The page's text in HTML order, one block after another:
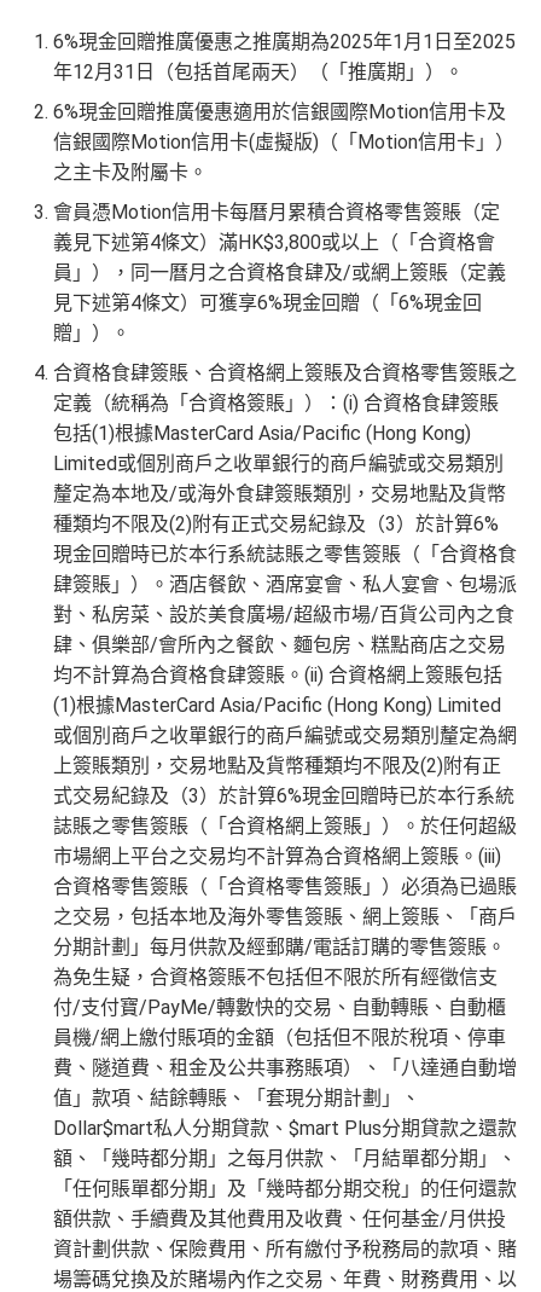
6%現金回贈推廣優惠之推廣期為2025年1月1日至2025
年12月31日（包括首尾兩天）（「推廣期」）。
6%現金回贈推廣優惠適用於信銀國際Motion信用卡及
信銀國際Motion信用卡(虛擬版)（「Motion信用卡」）
之主卡及附屬卡。
會員憑Motion信用卡每曆月累積合資格零售簽賬（定
義見下述第4條文）滿HK$3,800或以上（「合資格會
員」），同一曆月之合資格食肆及/或網上簽賬（定義
見下述第4條文）可獲享6%現金回贈（「6%現金回
贈」）。
合資格食肆簽賬、合資格網上簽賬及合資格零售簽賬之
定義（統稱為「合資格簽賬」）：(i) 合資格食肆簽賬
包括(1)根據MasterCard Asia/Pacific (Hong Kong)
Limited或個別商戶之收單銀行的商戶編號或交易類別
釐定為本地及/或海外食肆簽賬類別，交易地點及貨幣
種類均不限及(2)附有正式交易紀錄及（3）於計算6%
現金回贈時已於本行系統誌賬之零售簽賬（「合資格食
肆簽賬」）。酒店餐飲、酒席宴會、私人宴會、包場派
對、私房菜、設於美食廣場/超級市場/百貨公司內之食
肆、俱樂部/會所內之餐飲、麵包房、糕點商店之交易
均不計算為合資格食肆簽賬。(ii) 合資格網上簽賬包括
(1)根據MasterCard Asia/Pacific (Hong Kong) Limited
或個別商戶之收單銀行的商戶編號或交易類別釐定為網
上簽賬類別，交易地點及貨幣種類均不限及(2)附有正
式交易紀錄及（3）於計算6%現金回贈時已於本行系統
誌賬之零售簽賬（「合資格網上簽賬」）。於任何超級
市場網上平台之交易均不計算為合資格網上簽賬。(iii)
合資格零售簽賬（「合資格零售簽賬」）必須為已過賬
之交易，包括本地及海外零售簽賬、網上簽賬、「商戶
分期計劃」每月供款及經郵購/電話訂購的零售簽賬。
為免生疑，合資格簽賬不包括但不限於所有經徵信支
付/支付寶/PayMe/轉數快的交易、自動轉賬、自動櫃
員機/網上繳付賬項的金額（包括但不限於稅項、停車
費、隧道費、租金及公共事務賬項）、「八達通自動增
值」款項、結餘轉賬、「套現分期計劃」、
Dollar$mart私人分期貸款、$mart Plus分期貸款之還款
額、「幾時都分期」之每月供款、「月結單都分期」、
「任何賬單都分期」及「幾時都分期交稅」的任何還款
額供款、手續費及其他費用及收費、任何基金/月供投
資計劃供款、保險費用、所有繳付予稅務局的款項、賭
場籌碼兌換及於賭場內作之交易、年費、財務費用、以